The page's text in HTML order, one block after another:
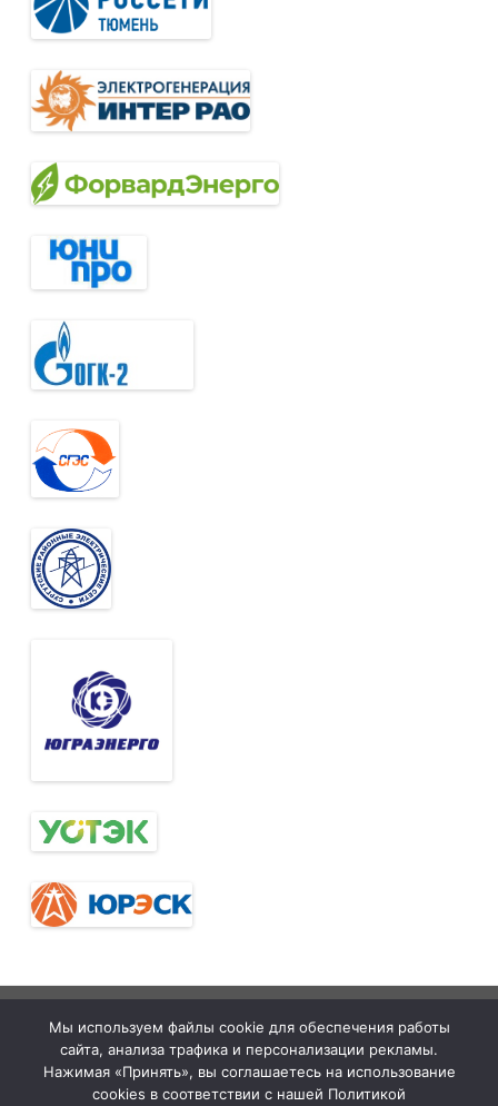
межрегиональная
организация
GalussoThemes.com
Работает на
Мы используем файлы cookie для обеспечения работы
сайта, анализа трафика и персонализации рекламы.
Нажимая «Принять», вы соглашаетесь на использование
cookies в соответствии с нашей Политикой